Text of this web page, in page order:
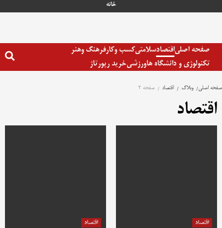
خانه
صفحه اصلیاقتصادسلامتیکسب وکارفرهنگ وهنر
تکنولوژی و دانشگاه هاورزشیخرید رپورتاژ
صفحه اصلی وبلاگ اقتصاد صفحه 2
اقتصاد
اقتصاد اقتصاد